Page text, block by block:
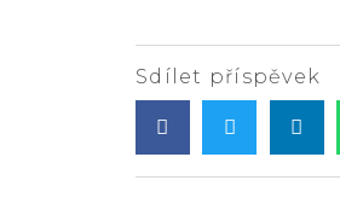
Sdílet příspěvek